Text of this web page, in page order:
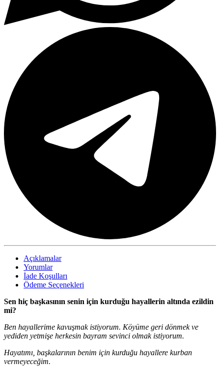
Açıklamalar
Yorumlar
İade Koşulları
Ödeme Seçenekleri
Sen hiç başkasının senin için kurduğu hayallerin altında ezildin
mi?
Ben hayallerime kavuşmak istiyorum. Köyüme geri dönmek ve
yediden yetmişe herkesin bayram sevinci olmak istiyorum.
Hayatımı, başkalarının benim için kurduğu hayallere kurban
vermeyeceğim.